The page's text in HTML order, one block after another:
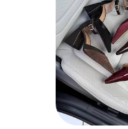
2850 грн
Туфлі жіночі
чорні туфлі /
36 і ще 4